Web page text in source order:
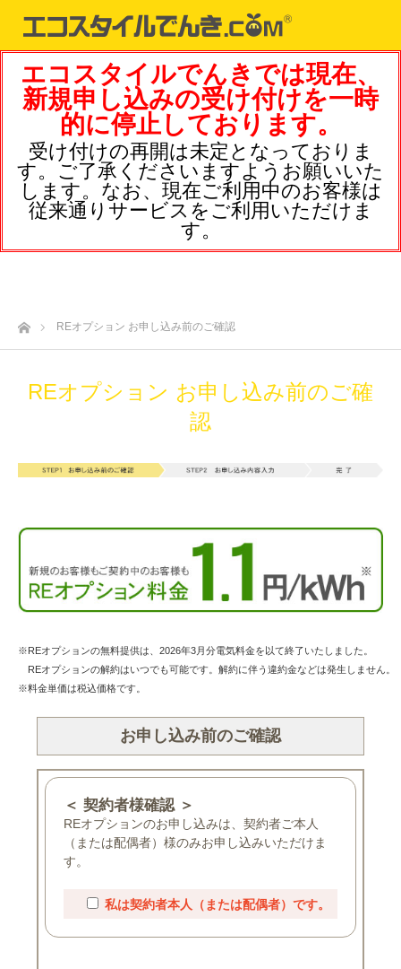
エコスタイルでんきでは現在、
新規申し込みの受け付けを一時
的に停止しております。
受け付けの再開は未定となっておりま
す。ご了承くださいますようお願いいた
します。なお、現在ご利用中のお客様は
従来通りサービスをご利用いただけま
す。
ホームREオプション お申し込み前のご確認
REオプション お申し込み前のご確
認
※REオプションの無料提供は、2026年3月分電気料金を以て終了いたしました。
REオプションの解約はいつでも可能です。解約に伴う違約金などは発生しません。
※料金単価は税込価格です。
お申し込み前のご確認
＜ 契約者様確認 ＞
REオプションのお申し込みは、契約者ご本人
（または配偶者）様のみお申し込みいただけま
す。
私は契約者本人（または配偶者）です。